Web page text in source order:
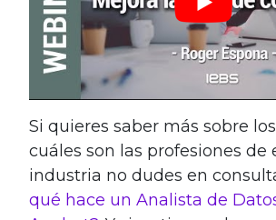
Si quieres saber más sobre
cuáles son las profesiones de
industria no dudes en
qué hace un Analista de